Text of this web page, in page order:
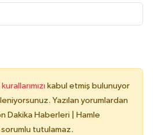
kabul etmiş bulunuyor
Yazılan yorumlardan
Dakika Haberleri | Hamle
tutulamaz.